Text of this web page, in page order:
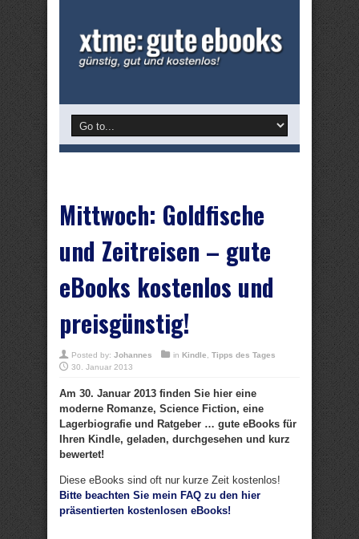
Mittwoch: Goldfische
und Zeitreisen – gute
eBooks kostenlos und
preisgünstig!
Posted by: Johannes in Kindle
Tipps des Tages
30. Januar 2013
Am 30. Januar 2013 finden Sie hier eine
moderne Romanze, Science Fiction, eine
Lagerbiografie und Ratgeber … gute eBooks für
Ihren Kindle, geladen, durchgesehen und kurz
bewertet!
Diese eBooks sind oft nur kurze Zeit kostenlos!
Bitte beachten Sie mein FAQ zu den hier
präsentierten kostenlosen eBooks!